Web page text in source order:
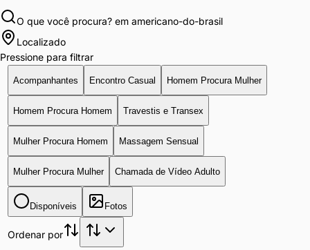
O que você procura? em americano-do-brasil
Localizado
Pressione para filtrar
Acompanhantes Encontro Casual Homem Procura Mulher
Homem Procura Homem Travestis e Transex
Mulher Procura Homem Massagem Sensual
Mulher Procura Mulher Chamada de Vídeo Adulto
Disponíveis Fotos
Ordenar por